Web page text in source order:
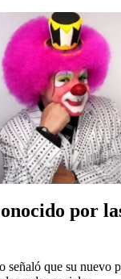
por
señaló que su nuevo